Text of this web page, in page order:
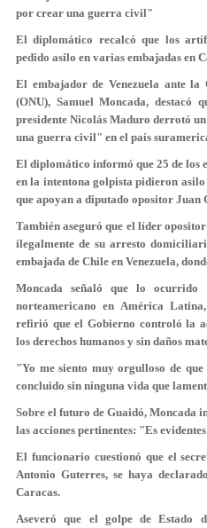
por crear una guerra civil"
El diplomático recalcó que los
pedido asilo en varias embajadas en
El embajador de Venezuela ante la
(ONU), Samuel Moncada, destacó
presidente Nicolás Maduro derrotó
una guerra civil" en el país
El diplomático informó que 25 de los
en la intentona golpista pidieron asilo
que apoyan a diputado opositor Juan
También aseguró que el líder
ilegalmente de su arresto
embajada de Chile en Venezuela,
Moncada señaló que lo
norteamericano en América
refirió que el Gobierno controló la
los derechos humanos y sin daños
"Yo me siento muy orgulloso de
concluido sin ninguna vida que
Sobre el futuro de Guaidó, Moncada
las acciones pertinentes: "Es
El funcionario cuestionó que el
Antonio Guterres, se haya
Caracas.
Aseveró que el golpe de Estado